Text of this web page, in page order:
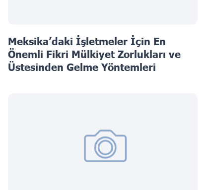
Meksika’daki İşletmeler İçin En
Önemli Fikri Mülkiyet Zorlukları ve
Üstesinden Gelme Yöntemleri